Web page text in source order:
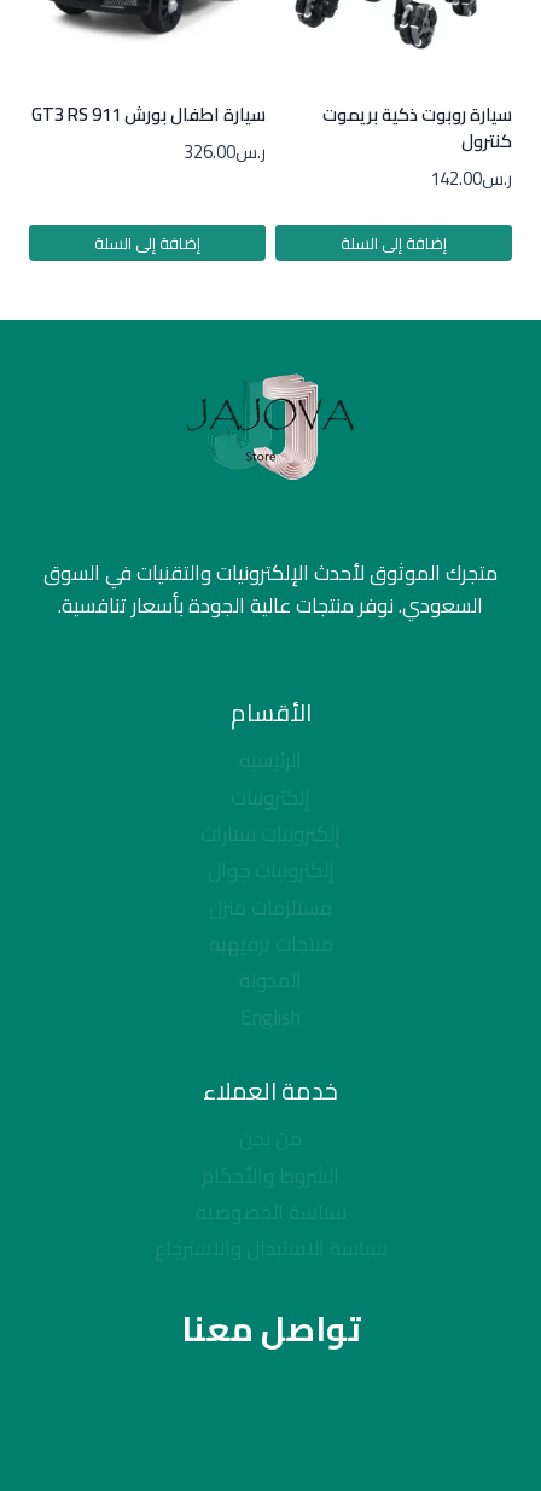
سيارة روبوت ذكية بريموت
كنترول
ر.س142.00
إضافة إلى السلة
سيارة اطفال بورش 911 GT3 RS
ر.س326.00
إضافة إلى السلة
متجرك الموثوق لأحدث الإلكترونيات والتقنيات في السوق
السعودي. نوفر منتجات عالية الجودة بأسعار تنافسية.
الأقسام
الرئيسية
إلكترونيات
إلكترونيات سيارات
إلكترونيات جوال
مستلزمات منزل
منتجات ترفيهيه
المدونة
English
خدمة العملاء
من نحن
الشروط والأحكام
سياسة الخصوصية
سياسة الاستبدال والاسترجاع
تواصل معنا